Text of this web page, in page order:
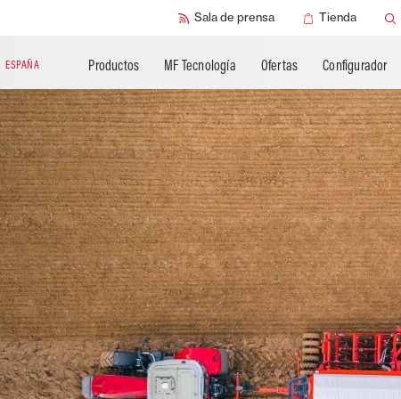
Sala de prensa Tienda
ESPAÑA Productos MF Tecnología Ofertas Configurador